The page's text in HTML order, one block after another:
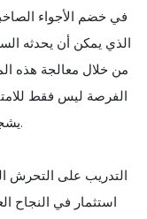
في خضم الأجواء
الذي يمكن أن يحدثه
من خلال معالجة هذه
الفرصة ليس فقط
يشجع العمل الجماعي والنمو والاحترام المتبادل.
التدريب على التحرش
استثمار في النجاح